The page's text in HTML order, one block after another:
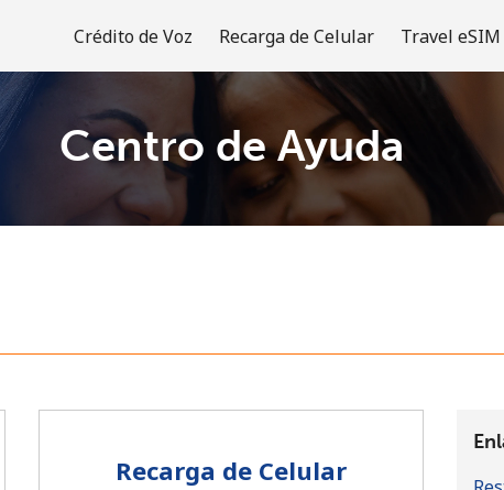
Crédito de Voz Recarga de Celular Travel eSIM
¡Bienvenido!
o
Centro de Ayuda
Recarga de Celular